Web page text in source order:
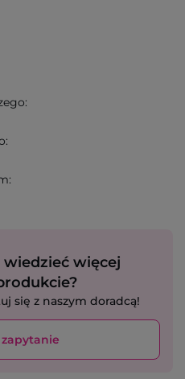
wiedzieć więcej
się z naszym doradcą!